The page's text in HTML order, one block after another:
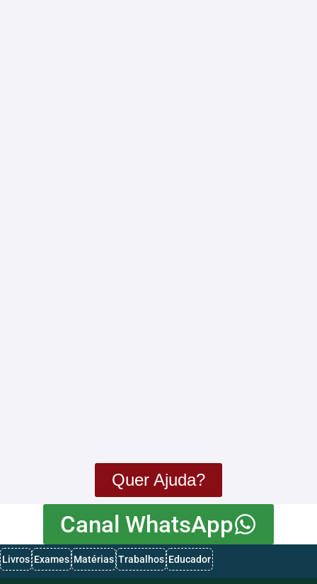
Quer Ajuda?
Canal WhatsApp
Livros Exames Matérias Trabalhos Educador